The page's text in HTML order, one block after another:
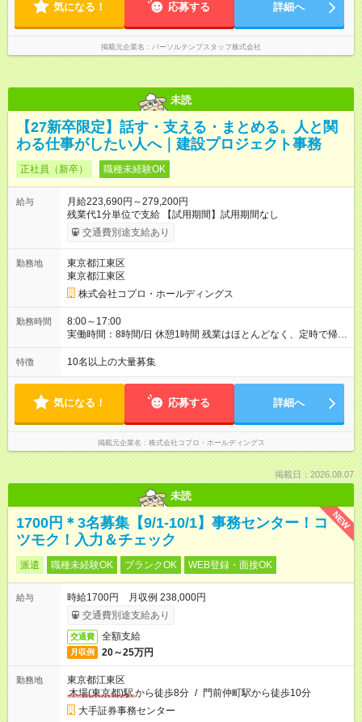
気になる！ 応募する 詳細へ
掲載元企業名 パーソルテンプスタッフ株式会社
未読
【27新卒限定】話す・支える・まとめる。人と関
わる仕事がしたい人へ｜建設プロジェクト事務
正社員（新卒） 職種未経験OK
給与
月給223,690円～279,200円
残業代1分単位で支給 【試用期間】試用期間なし
交通費別途支給あり
勤務地
東京都江東区
東京都江東区
株式会社コプロ・ホールディングス
勤務時間
8:00～17:00
実働時間：8時間/日 休憩1時間 残業はほとんどなく、定時で帰れ
る日が多い働き方です。 毎日の業務は進捗管理や事務が中心な
ので、 「今日やるべき仕事」が終われば、自然と区切りをつけ
方を大切にしています。
特徴 10名以上の大量募集
気になる！ 応募する 詳細へ
掲載元企業名 株式会社コプロ・ホールディングス
掲載日：2026.08.07
未読
NEW
1700円＊3名募集【9/1-10/1】事務センター！コ
ツモク！入力＆チェック
派遣 職種未経験OK ブランクOK WEB登録・面接OK
給与
時給1700円 月収例 238,000円
交通費別途支給あり
交通費 全額支給
月収例 20～25万円
勤務地
東京都江東区
木場(東京都)駅から徒歩8分 / 門前仲町駅から徒歩10分
大手証券事務センター